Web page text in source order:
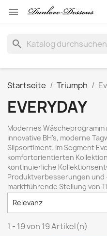

search
Startseite Triumph
EVERYDAY
Modernes
innovative BH's, moderne
Slipsortiment. Im Segment
komfortorientierten
kontinuierliche
Produktverbesserungen
marktführende Stellung von
Relevanz
1 - 19 von 19 Artikel(n)